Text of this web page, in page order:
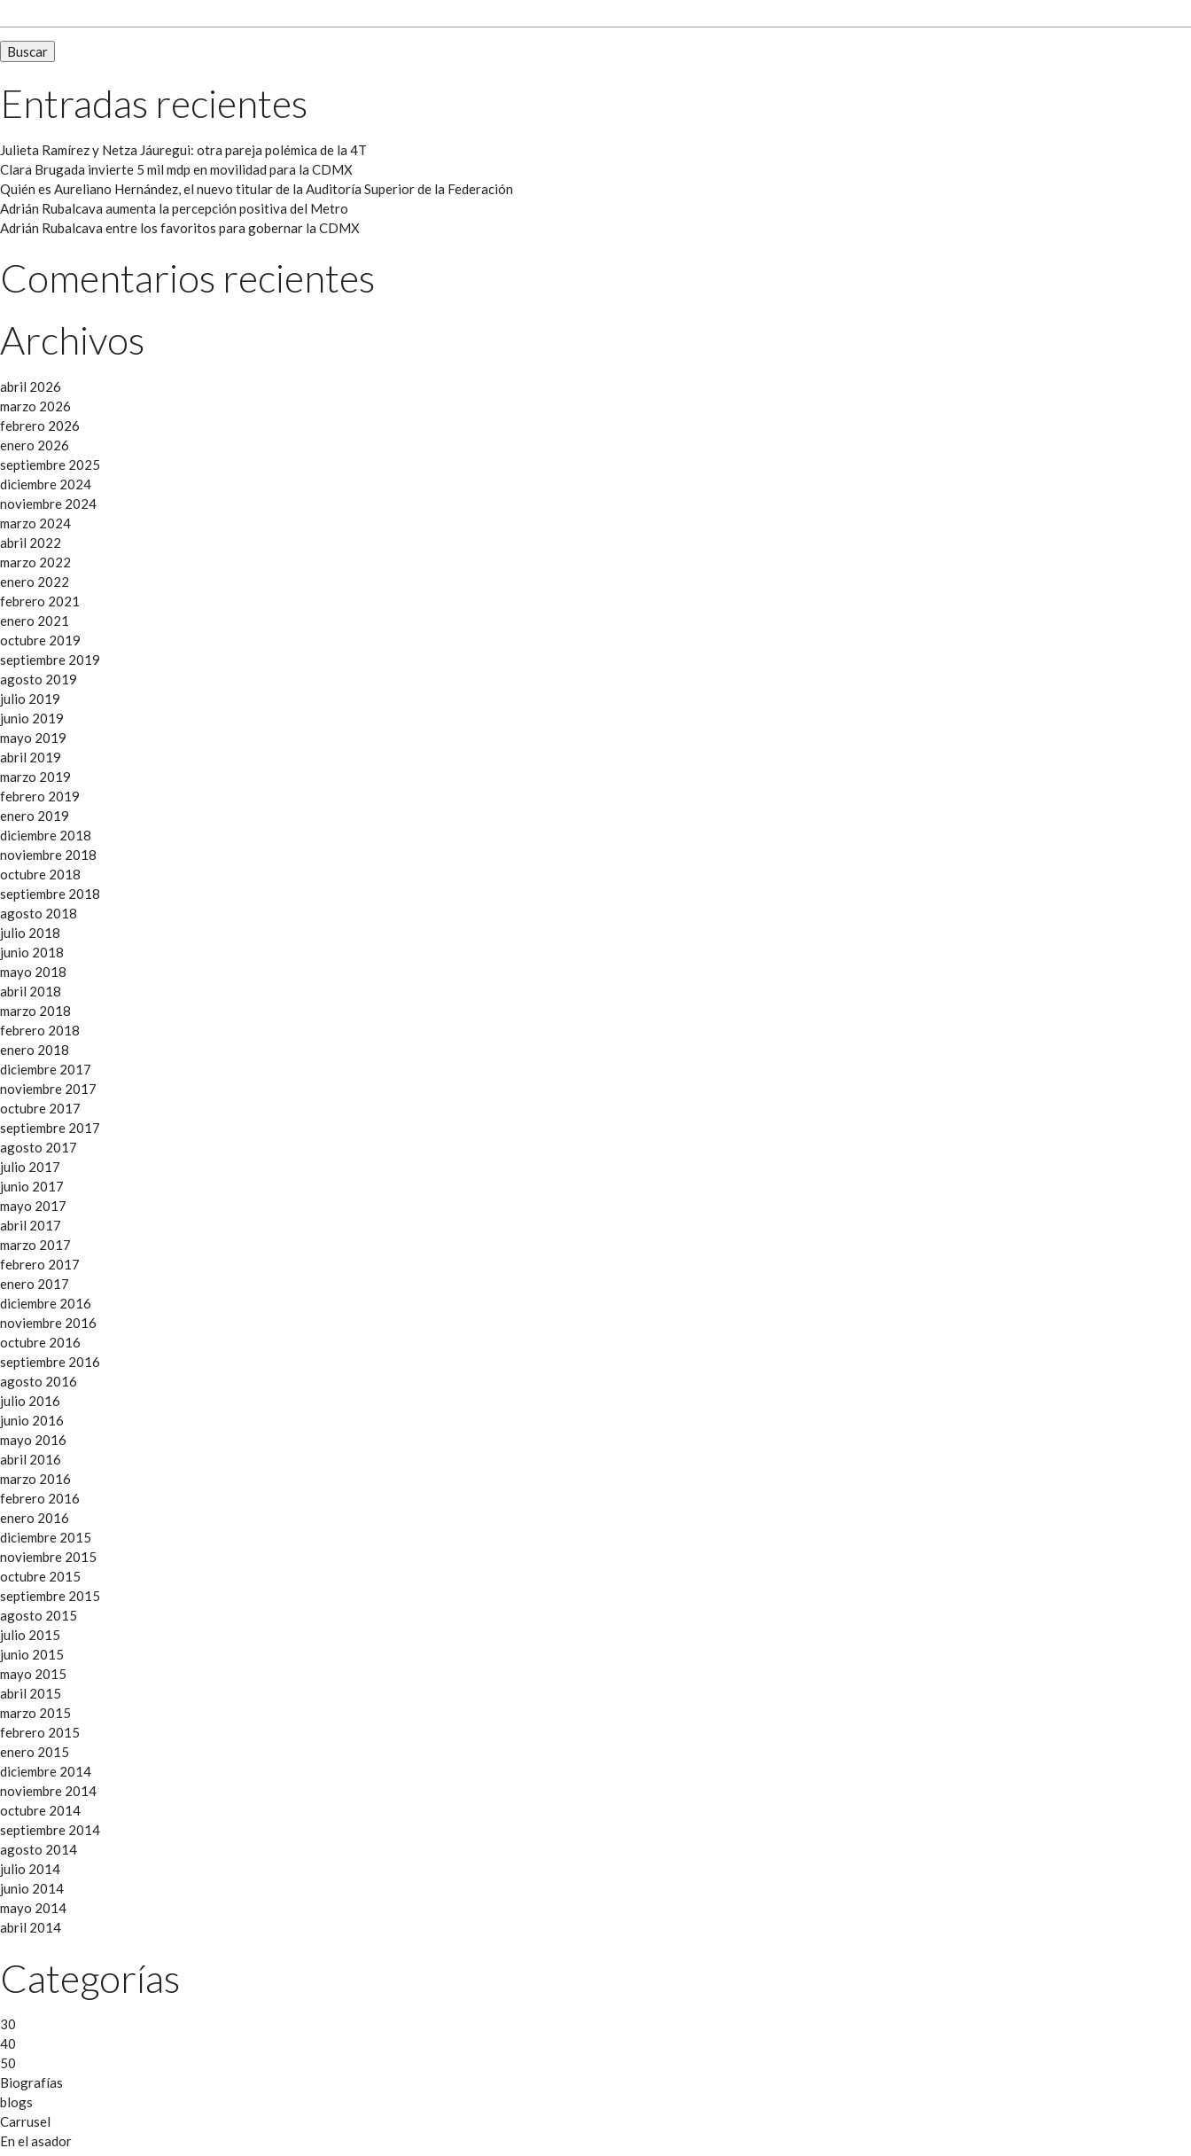
Entradas recientes
Julieta Ramírez y Netza Jáuregui: otra pareja polémica de la 4T
Clara Brugada invierte 5 mil mdp en movilidad para la CDMX
Quién es Aureliano Hernández, el nuevo titular de la Auditoría Superior de la Federación
Adrián Rubalcava aumenta la percepción positiva del Metro
Adrián Rubalcava entre los favoritos para gobernar la CDMX
Comentarios recientes
Archivos
abril 2026
marzo 2026
febrero 2026
enero 2026
septiembre 2025
diciembre 2024
noviembre 2024
marzo 2024
abril 2022
marzo 2022
enero 2022
febrero 2021
enero 2021
octubre 2019
septiembre 2019
agosto 2019
julio 2019
junio 2019
mayo 2019
abril 2019
marzo 2019
febrero 2019
enero 2019
diciembre 2018
noviembre 2018
octubre 2018
septiembre 2018
agosto 2018
julio 2018
junio 2018
mayo 2018
abril 2018
marzo 2018
febrero 2018
enero 2018
diciembre 2017
noviembre 2017
octubre 2017
septiembre 2017
agosto 2017
julio 2017
junio 2017
mayo 2017
abril 2017
marzo 2017
febrero 2017
enero 2017
diciembre 2016
noviembre 2016
octubre 2016
septiembre 2016
agosto 2016
julio 2016
junio 2016
mayo 2016
abril 2016
marzo 2016
febrero 2016
enero 2016
diciembre 2015
noviembre 2015
octubre 2015
septiembre 2015
agosto 2015
julio 2015
junio 2015
mayo 2015
abril 2015
marzo 2015
febrero 2015
enero 2015
diciembre 2014
noviembre 2014
octubre 2014
septiembre 2014
agosto 2014
julio 2014
junio 2014
mayo 2014
abril 2014
Categorías
30
40
50
Biografías
blogs
Carrusel
En el asador